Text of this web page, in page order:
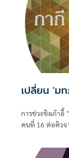
เปลี่ยน 'ม
การช่วงชิงเก้า
คนที่ 16 ต่อคิว
ประเด็นให้มีคู่